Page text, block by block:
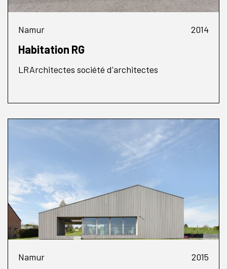
Namur 2014
Habitation RG
LRArchitectes société d'architectes
Namur 2015